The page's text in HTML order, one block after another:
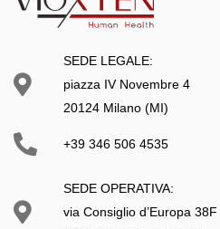
SEDE LEGALE:
piazza IV Novembre 4
20124 Milano (MI)
+39 346 506 4535
SEDE OPERATIVA:
via Consiglio d’Europa 38F